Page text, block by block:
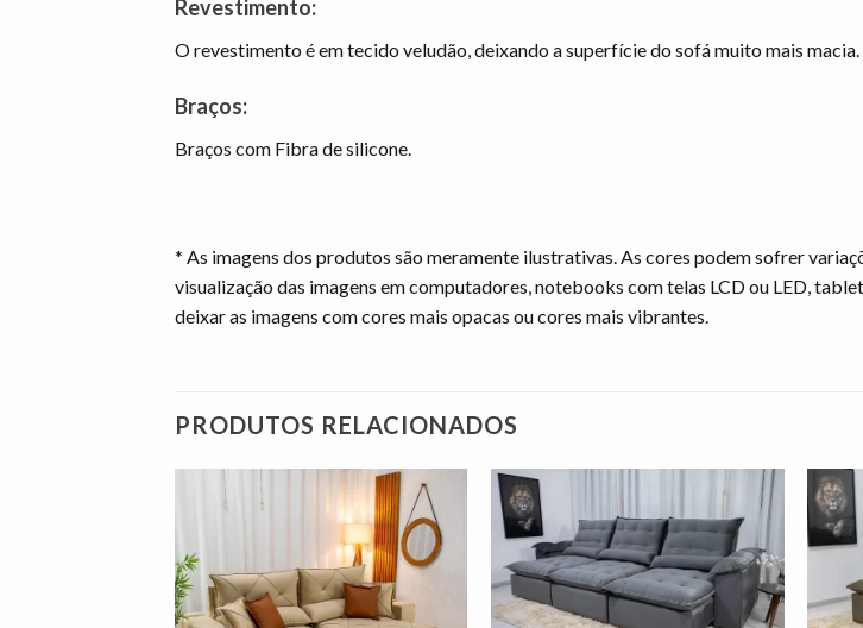
Revestimento:
O revestimento é em tecido veludão, deixando a superfície do sofá muito mais macia.
Braços:
Braços com Fibra de silicone.
* As imagens dos produtos são meramente ilustrativas. As cores podem sofrer
visualização das imagens em computadores, notebooks com telas LCD ou LED,
deixar as imagens com cores mais opacas ou cores mais vibrantes.
PRODUTOS RELACIONADOS
Adicionar
à lista de
desejos"
Adicionar
à lista de
desejos"